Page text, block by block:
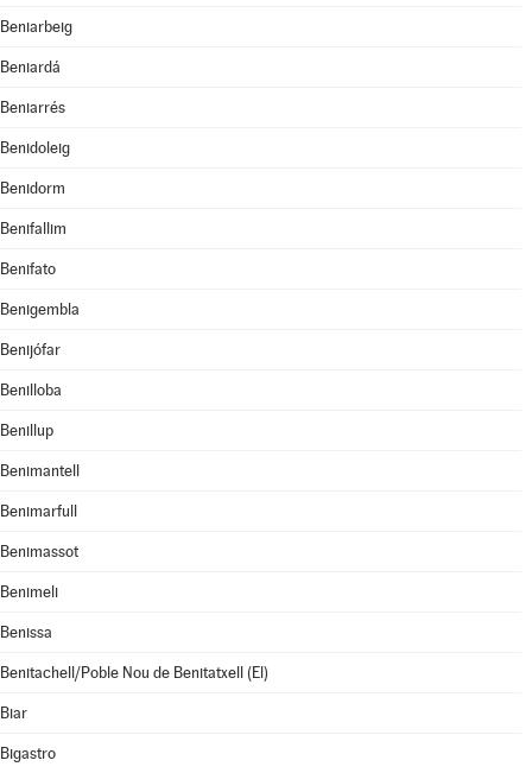
Beniarbeig
Beniardá
Beniarrés
Benidoleig
Benidorm
Benifallim
Benifato
Benigembla
Benijófar
Benilloba
Benillup
Benimantell
Benimarfull
Benimassot
Benimeli
Benissa
Benitachell/Poble Nou de Benitatxell (El)
Biar
Bigastro